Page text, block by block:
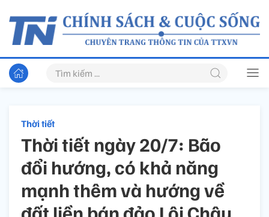
Thời tiết
Thời tiết ngày 20/7: Bão
đổi hướng, có khả năng
mạnh thêm và hướng về